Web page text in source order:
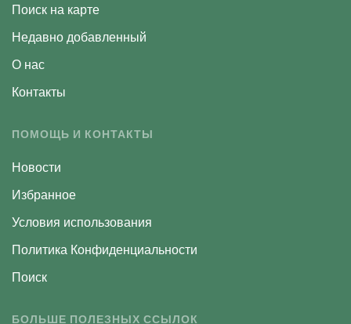
Поиск на карте
Недавно добавленный
О нас
Контакты
ПОМОЩЬ И КОНТАКТЫ
Новости
Избранное
Условия использования
Политика Конфиденциальности
Поиск
БОЛЬШЕ ПОЛЕЗНЫХ ССЫЛОК